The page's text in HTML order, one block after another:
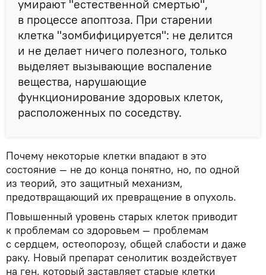
умирают "естественной смертью",
в процессе апоптоза. При старении
клетка "зомбифицируется": не делится
и не делает ничего полезного, только
выделяет вызывающие воспаление
вещества, нарушающие
функционирование здоровых клеток,
расположенных по соседству.
Почему некоторые клетки впадают в это
состояние — не до конца понятно, но, по одной
из теорий, это защитный механизм,
предотвращающий их превращение в опухоль.
Повышенный уровень старых клеток приводит
к проблемам со здоровьем — проблемам
с сердцем, остеопорозу, общей слабости и даже
раку. Новый препарат сенолитик воздействует
на ген, который заставляет старые клетки